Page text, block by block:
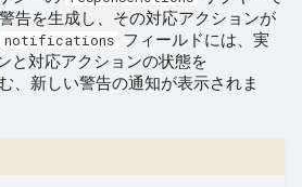
告を生成し、その対応アクションが
notifications フィールドには、実
と対応アクションの状態を
、新しい警告の通知が表示されま